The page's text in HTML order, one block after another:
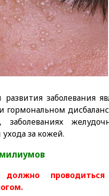
заболевания
гормональном
заболеваниях
за кожей.
должно